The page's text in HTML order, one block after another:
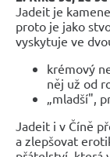
Jadeit je
proto je jako
vyskytuje ve
krémový
něj už od
„mladší",
Jadeit i v Číně
a zlepšovat